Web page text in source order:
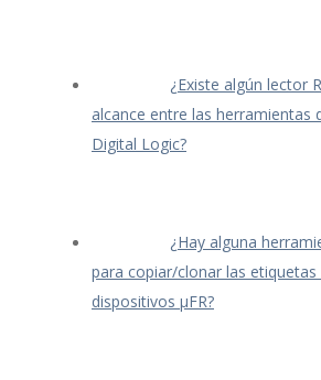
¿Existe algún lector
alcance entre las herramientas
Digital Logic?
¿Hay alguna
para copiar/clonar las
dispositivos μFR?